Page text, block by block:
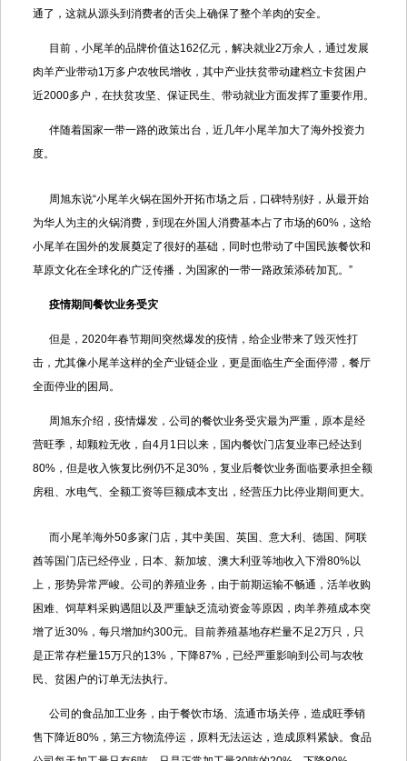
通了，这就从源头到消费者的舌尖上确保了整个羊肉的安全。
目前，小尾羊的品牌价值达162亿元，解决就业2万余人，通过发展
肉羊产业带动1万多户农牧民增收，其中产业扶贫带动建档立卡贫困户
近2000多户，在扶贫攻坚、保证民生、带动就业方面发挥了重要作用。
伴随着国家一带一路的政策出台，近几年小尾羊加大了海外投资力
度。
周旭东说“小尾羊火锅在国外开拓市场之后，口碑特别好，从最开始
为华人为主的火锅消费，到现在外国人消费基本占了市场的60%，这给
小尾羊在国外的发展奠定了很好的基础，同时也带动了中国民族餐饮和
草原文化在全球化的广泛传播，为国家的一带一路政策添砖加瓦。”
疫情期间餐饮业务受灾
但是，2020年春节期间突然爆发的疫情，给企业带来了毁灭性打
击，尤其像小尾羊这样的全产业链企业，更是面临生产全面停滞，餐厅
全面停业的困局。
周旭东介绍，疫情爆发，公司的餐饮业务受灾最为严重，原本是经
营旺季，却颗粒无收，自4月1日以来，国内餐饮门店复业率已经达到
80%，但是收入恢复比例仍不足30%，复业后餐饮业务面临要承担全额
房租、水电气、全额工资等巨额成本支出，经营压力比停业期间更大。
而小尾羊海外50多家门店，其中美国、英国、意大利、德国、阿联
酋等国门店已经停业，日本、新加坡、澳大利亚等地收入下滑80%以
上，形势异常严峻。公司的养殖业务，由于前期运输不畅通，活羊收购
困难、饲草料采购遇阻以及严重缺乏流动资金等原因，肉羊养殖成本突
增了近30%，每只增加约300元。目前养殖基地存栏量不足2万只，只
是正常存栏量15万只的13%，下降87%，已经严重影响到公司与农牧
民、贫困户的订单无法执行。
公司的食品加工业务，由于餐饮市场、流通市场关停，造成旺季销
售下降近80%，第三方物流停运，原料无法运达，造成原料紧缺。食品